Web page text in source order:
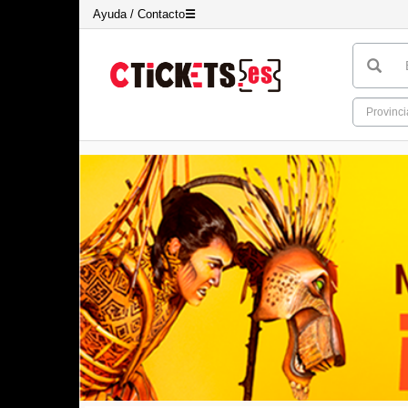
Ayuda / Contacto☰